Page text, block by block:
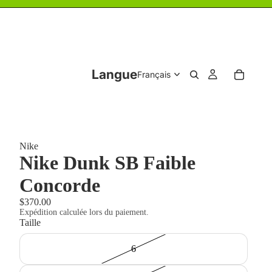
Langue
Nike
Nike Dunk SB Faible
Concorde
$370.00
Expédition calculée lors du paiement.
Taille
6